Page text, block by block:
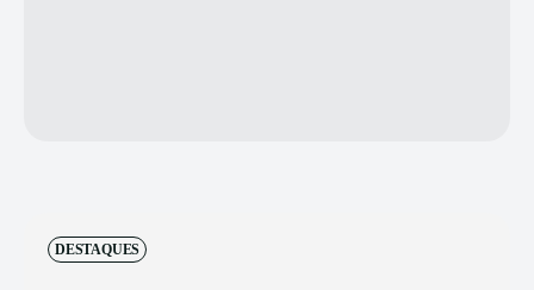
DESTAQUES